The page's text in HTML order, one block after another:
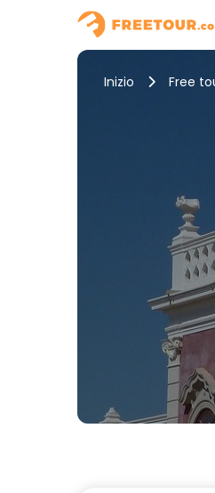
Inizio Free